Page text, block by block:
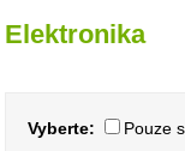
Elektronika
Vyberte: Pouze